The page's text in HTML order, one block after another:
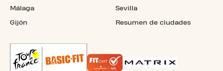
Málaga
Gijón
Sevilla
Resumen de ciudades